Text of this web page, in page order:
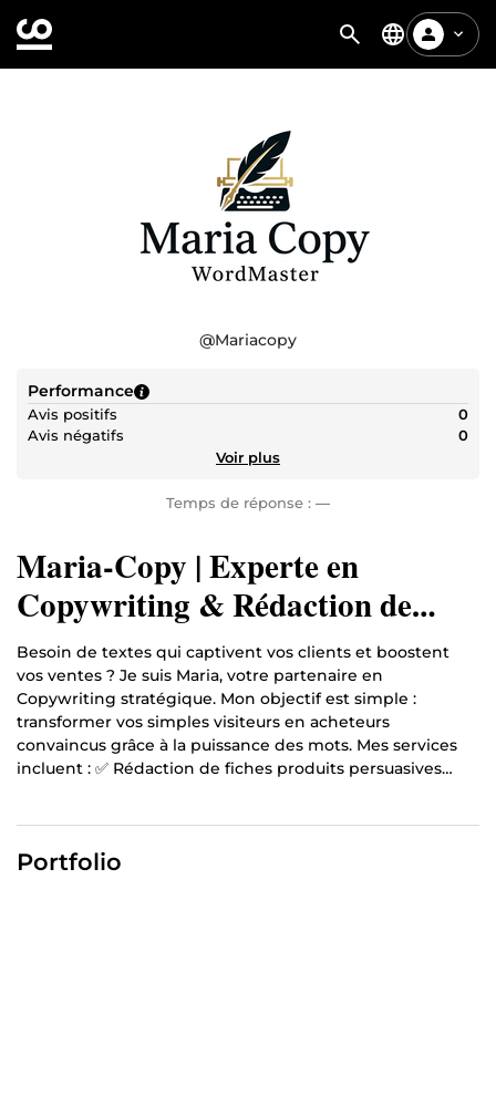
@Mariacopy
Performance
Avis positifs
0
Avis négatifs
0
Voir plus
Temps de réponse : —
Maria-Copy | Experte en
Copywriting & Rédaction de
Fiches Produits
Besoin de textes qui captivent vos clients et boostent
vos ventes ? Je suis Maria, votre partenaire en
Copywriting stratégique. Mon objectif est simple :
transformer vos simples visiteurs en acheteurs
convaincus grâce à la puissance des mots. Mes services
incluent : ✅ Rédaction de fiches produits persuasives
choisi pour maximiser votre impact et votre chiffre
Portfolio